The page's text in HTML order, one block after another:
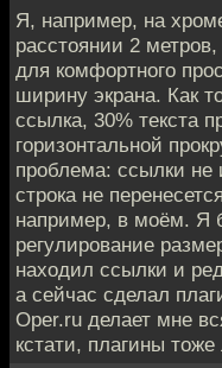
Я, например, на
расстоянии 2
для комфортного
ширину экрана. Как
ссылка, 30% текста
горизонтальной
проблема: ссылки не
строка не
например, в моём. Я
регулирование
находил ссылки и
а сейчас сделал
Oper.ru делает мне
кстати, плагины